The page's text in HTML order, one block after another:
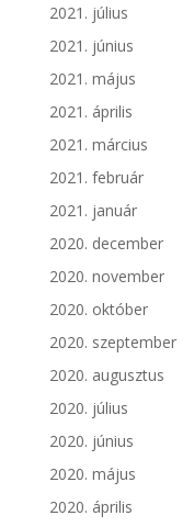
2021. július
2021. június
2021. május
2021. április
2021. március
2021. február
2021. január
2020. december
2020. november
2020. október
2020. szeptember
2020. augusztus
2020. július
2020. június
2020. május
2020. április